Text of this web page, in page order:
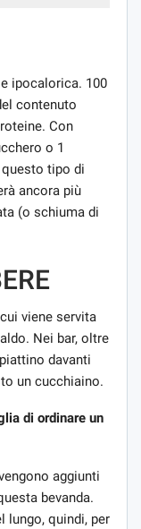
ipocalorica. 100
contenuto
Con
o 1
tipo di
ancora più
(o schiuma di
viene servita
Nei bar, oltre
davanti
un cucchiaino.
di ordinare un
aggiunti
bevanda.
lungo, quindi, per